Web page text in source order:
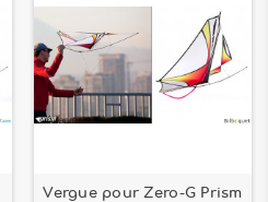
Vergue pour Zero-G Prism